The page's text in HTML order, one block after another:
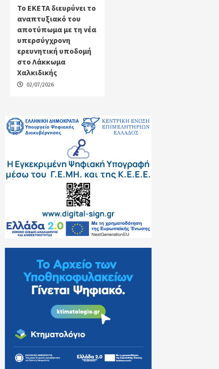
Το ΕΚΕΤΑ διευρύνει το
αναπτυξιακό του
αποτύπωμα με τη νέα
υπερσύγχρονη
ερευνητική υποδομή
στο Λάκκωμα
Χαλκιδικής
02/07/2026